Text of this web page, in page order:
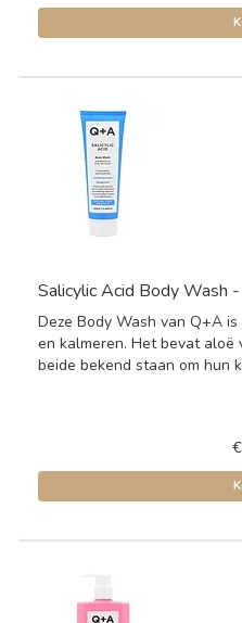
Salicylic Acid Body Wash
Deze Body Wash van Q+A
en kalmeren. Het bevat
beide bekend staan om hun